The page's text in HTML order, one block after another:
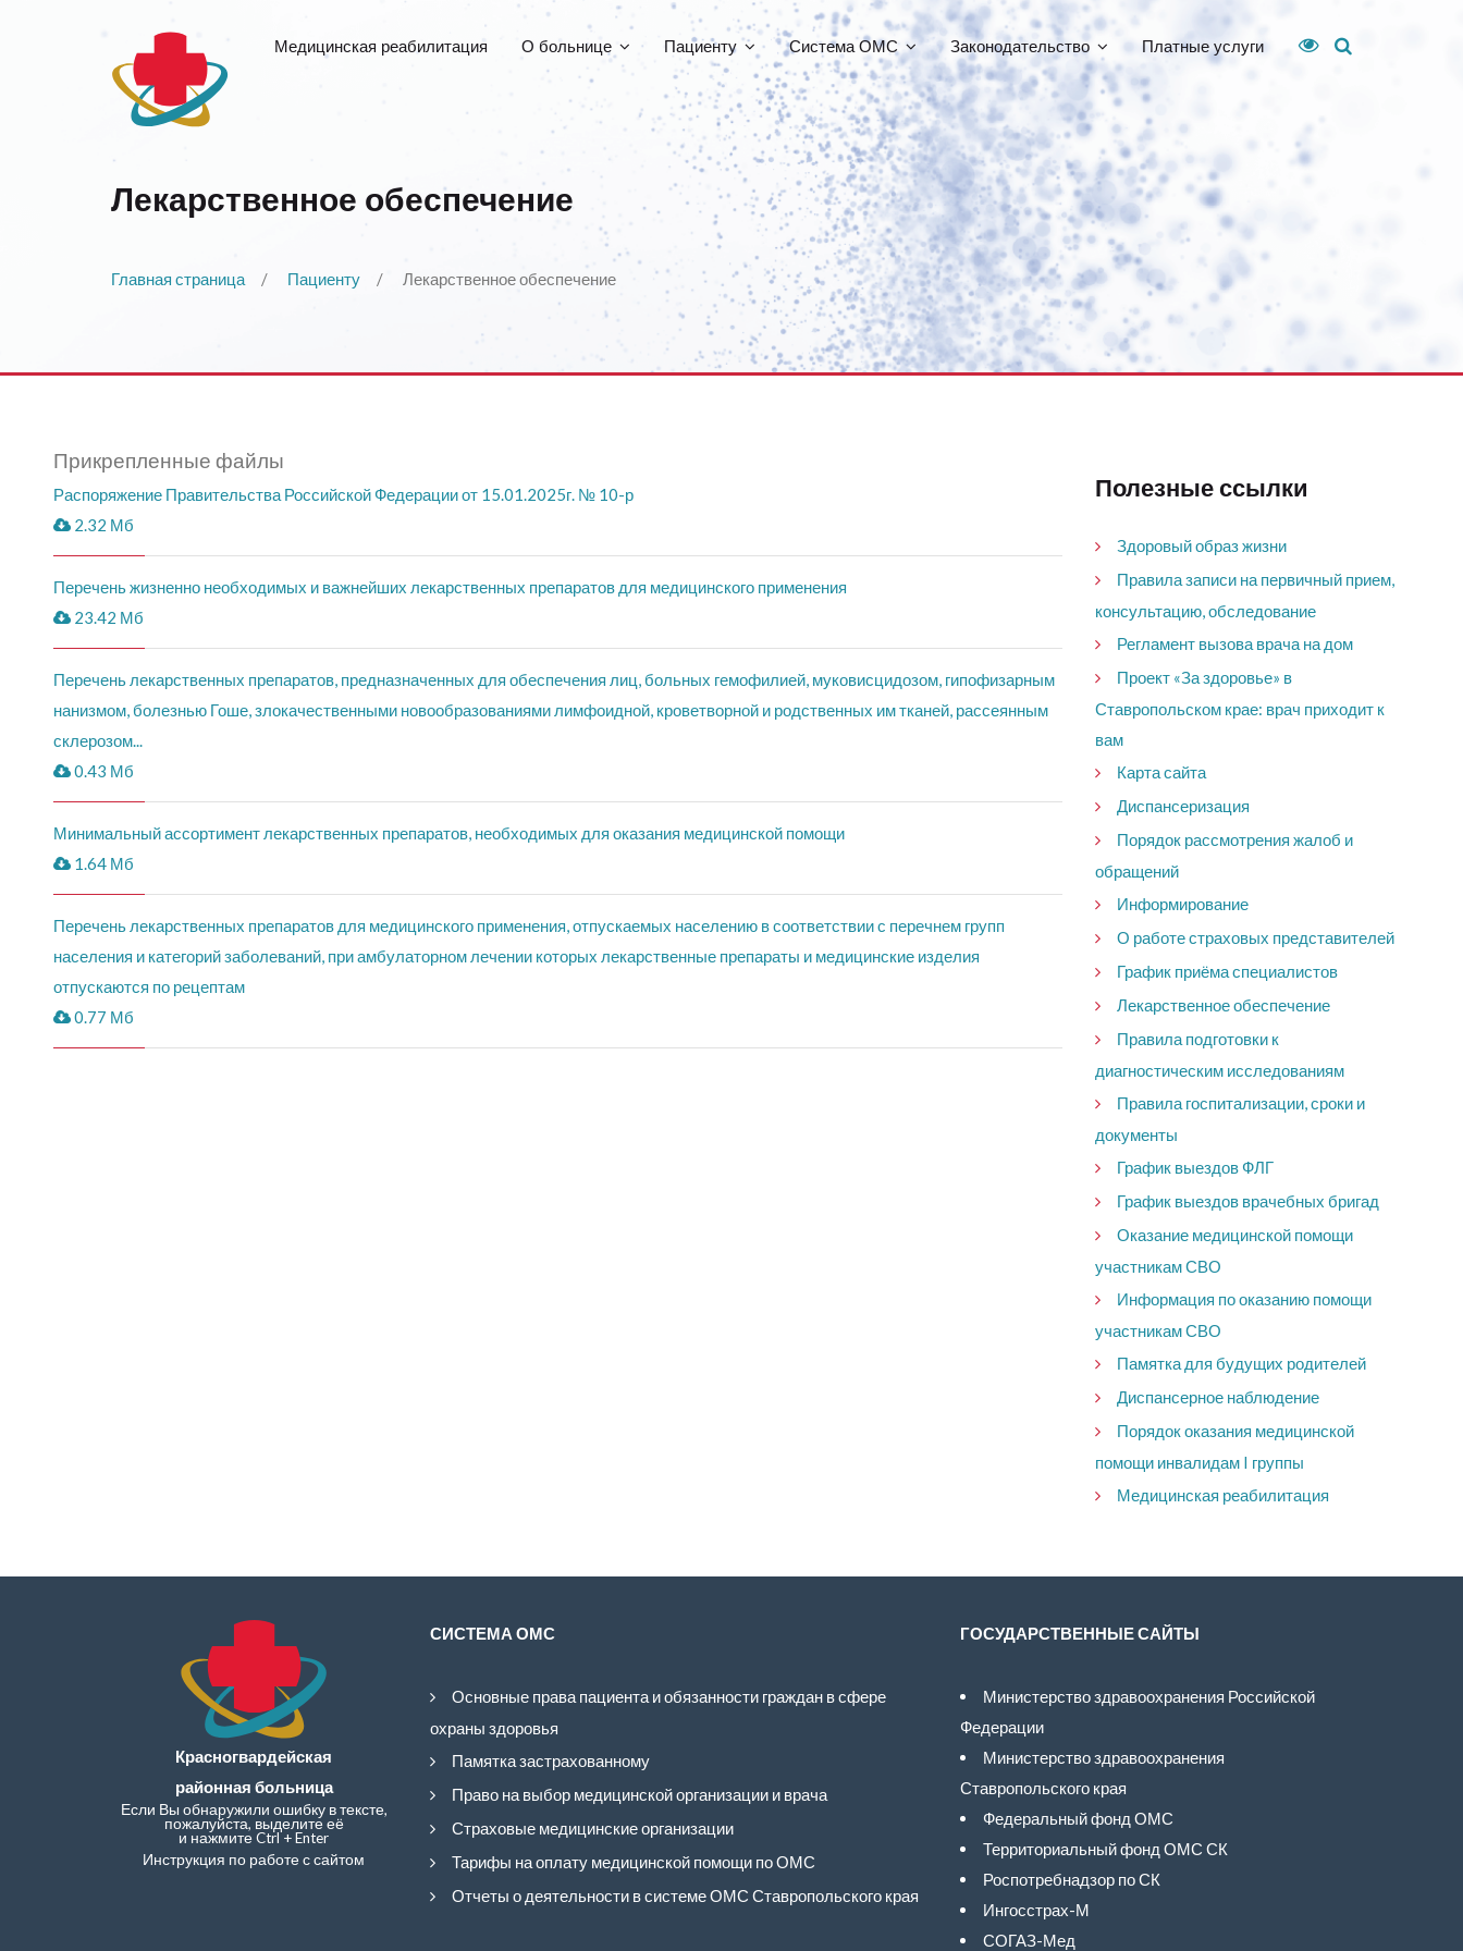
Медицинская реабилитация О больнице Пациенту Система ОМС Законодательство Платные услуги
Лекарственное обеспечение
Главная страница Пациенту Лекарственное обеспечение
Прикрепленные файлы
Распоряжение Правительства Российской Федерации от 15.01.2025г. № 10-р
2.32 Мб
Перечень жизненно необходимых и важнейших лекарственных препаратов для медицинского применения
23.42 Мб
Перечень лекарственных препаратов, предназначенных для обеспечения лиц, больных гемофилией, муковисцидозом, гипофизарным
нанизмом, болезнью Гоше, злокачественными новообразованиями лимфоидной, кроветворной и родственных им тканей, рассеянным
склерозом...
0.43 Мб
Минимальный ассортимент лекарственных препаратов, необходимых для оказания медицинской помощи
1.64 Мб
Перечень лекарственных препаратов для медицинского применения, отпускаемых населению в соответствии с перечнем групп
населения и категорий заболеваний, при амбулаторном лечении которых лекарственные препараты и медицинские изделия
отпускаются по рецептам
0.77 Мб
Полезные ссылки
Здоровый образ жизни
Правила записи на первичный прием,
консультацию, обследование
Регламент вызова врача на дом
Проект «За здоровье» в
Ставропольском крае: врач приходит к
вам
Карта сайта
Диспансеризация
Порядок рассмотрения жалоб и
обращений
Информирование
О работе страховых представителей
График приёма специалистов
Лекарственное обеспечение
Правила подготовки к
диагностическим исследованиям
Правила госпитализации, сроки и
документы
График выездов ФЛГ
График выездов врачебных бригад
Оказание медицинской помощи
участникам СВО
Информация по оказанию помощи
участникам СВО
Памятка для будущих родителей
Диспансерное наблюдение
Порядок оказания медицинской
помощи инвалидам I группы
Медицинская реабилитация
Красногвардейская
районная больница
Если Вы обнаружили ошибку в тексте,
пожалуйста, выделите её
и нажмите Ctrl + Enter
Инструкция по работе с сайтом
СИСТЕМА ОМС
Основные права пациента и обязанности граждан в сфере
охраны здоровья
Памятка застрахованному
Право на выбор медицинской организации и врача
Страховые медицинские организации
Тарифы на оплату медицинской помощи по ОМС
Отчеты о деятельности в системе ОМС Ставропольского края
ГОСУДАРСТВЕННЫЕ САЙТЫ
Министерство здравоохранения Российской
Федерации
Министерство здравоохранения
Ставропольского края
Федеральный фонд ОМС
Территориальный фонд ОМС СК
Роспотребнадзор по СК
Ингосстрах-М
СОГАЗ-Мед